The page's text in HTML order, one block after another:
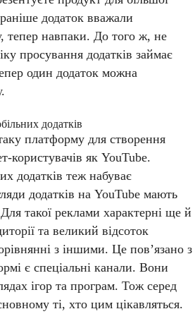
додаток вважали
тепер навпаки. До того ж, не
просування додатків займає
один додаток можна
додатків
платформу для створення
користувачів як YouTube.
додатків теж набуває
додатків на YouTube мають
такої реклами характерні ще й
та великий відсоток
з іншими. Це пов’язано з
є спеціальні канали. Вони
ігор та програм. Тож серед
ті, хто цим цікавляться.